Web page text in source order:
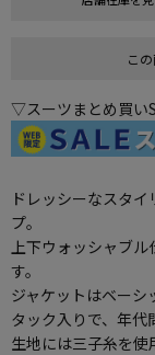
こ
▽スーツまとめ買い
ドレッシーなスタ
プ。
上下ウォッシャブ
す。
ジャケットはベー
タック入りで、年代
生地には三子糸を